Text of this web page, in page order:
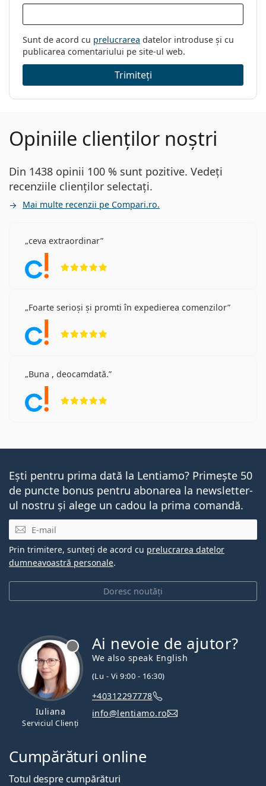
Sunt de acord cu prelucrarea datelor introduse și cu
publicarea comentariului pe site-ul web.
Trimiteți
Opiniile clienților noștri
Din 1438 opinii 100 % sunt pozitive. Vedeți
recenziile clienților selectați.
Mai multe recenzii pe Compari.ro.
ceva extraordinar
Foarte serioși și promti în expedierea comenzilor
Buna , deocamdată.
Ești pentru prima dată la Lentiamo? Primește 50
de puncte bonus pentru abonarea la newsletter-
ul nostru și alege un cadou la prima comandă.
E-mail
Doresc noutăți
Prin trimitere, sunteți de acord cu prelucrarea datelor
dumneavoastră personale.
Iuliana
Serviciul Clienți
Ai nevoie de ajutor?
We also speak English
(Lu - Vi 9:00 - 16:30)
+40312297778
info@lentiamo.ro
Cumpărături online
Totul despre cumpărături